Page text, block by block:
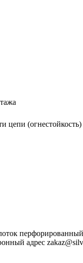
цепи (огнестойкость)
адрес